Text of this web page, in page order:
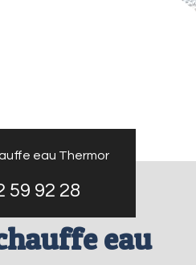
eau Thermor
59 92 28
eau